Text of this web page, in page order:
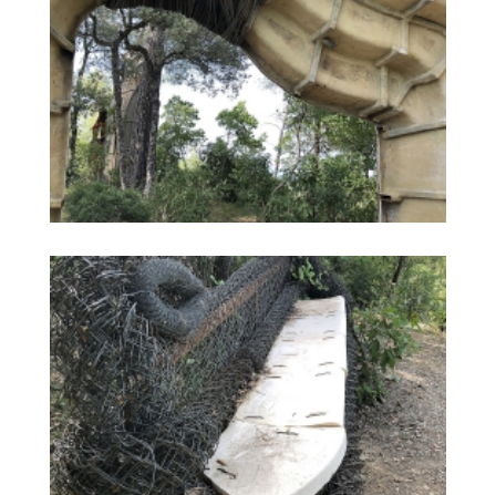
ARC DE LA REPUBLICA
EL BANC D’EN TOYO ITO